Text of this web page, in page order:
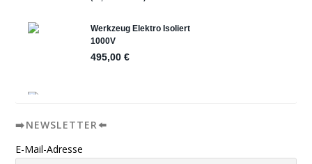
➡️NEWSLETTER⬅️
E-Mail-Adresse